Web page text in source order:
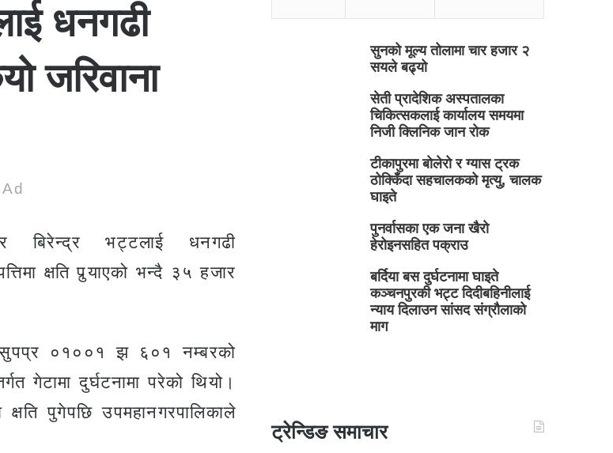
धनगढी
जरिवाना
बिरेन्द्र भट्टलाई धनगढी
क्षति पुर्‍याएको भन्दै ३५ हजार
सुपप्र ०१००१ झ ६०१ नम्बरको
गेटामा दुर्घटनामा परेको थियो।
पुगेपछि उपमहानगरपालिकाले
सुनको मूल्य तोलामा चार हजार २
सयले बढ्यो
सेती प्रादेशिक अस्पतालका
चिकित्सकलाई कार्यालय समयमा
निजी क्लिनिक जान रोक
टीकापुरमा बोलेरो र ग्यास ट्रक
ठोक्किँदा सहचालकको मृत्यु, चालक
घाइते
पुनर्वासका एक जना खैरो
हेरोइनसहित पक्राउ
बर्दिया बस दुर्घटनामा घाइते
कञ्चनपुरकी भट्ट दिदीबहिनीलाई
न्याय दिलाउन सांसद संग्रौलाको
माग
ट्रेन्डिङ समाचार